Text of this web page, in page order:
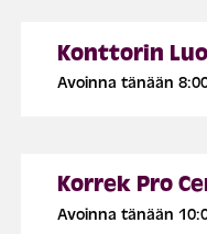
Konttorin
Avoinna tänään
Korrek Pro
Avoinna tänään